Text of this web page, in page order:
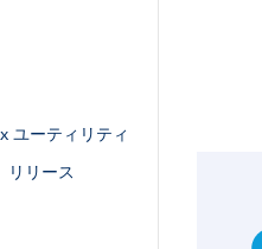
ユーティリティ
リリース